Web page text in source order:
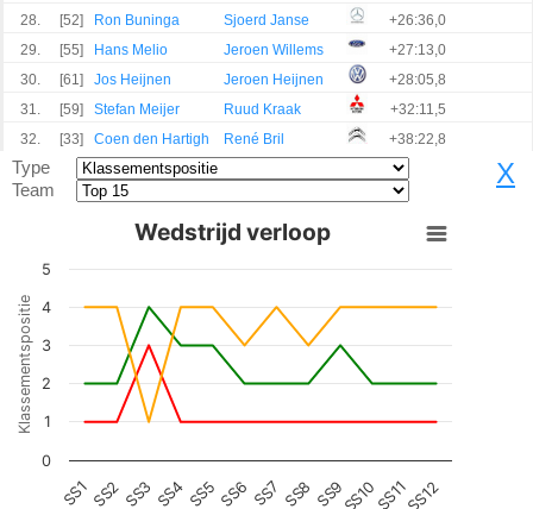
28.
[52] Ron Buninga Sjoerd Janse
+26:36,0
29.
[55] Hans Melio Jeroen Willems
+27:13,0
30.
[61] Jos Heijnen Jeroen Heijnen
+28:05,8
31.
[59] Stefan Meijer Ruud Kraak
+32:11,5
32.
[33] Coen den Hartigh René Bril +38:22,8
X
Type
Team
Klassementspositie
Wedstrijd verloop
SS1 SS2 SS3 SS4 SS5 SS6 SS7 SS8 SS9SS10SS11SS12
0
1
2
3
4
5